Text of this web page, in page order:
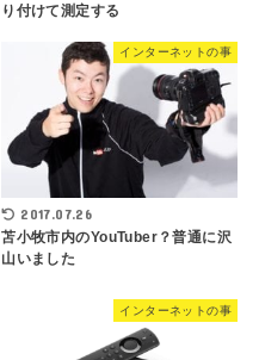
り付けて測定する
インターネットの事
2017.07.26
苫小牧市内のYouTuber？普通に沢
山いました
インターネットの事